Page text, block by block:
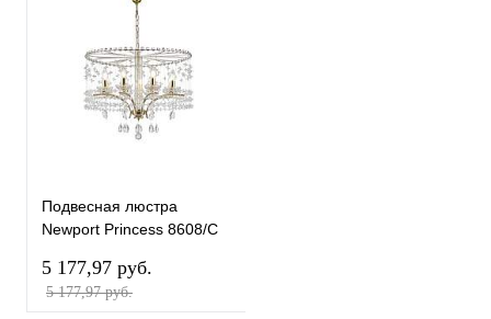
Подвесная люстра
Newport Princess 8608/C
5 177,97 pуб.
5 177,97 pуб.